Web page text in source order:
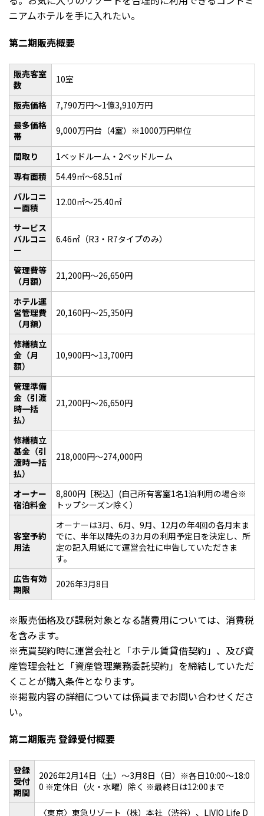
ニアムホテルを手に入れたい。
第二期販売概要
販売客室
数
10室
販売価格
7,790万円～1億3,910万円
最多価格
帯
9,000万円台（4室）※1000万円単位
間取り
1ベッドルーム・2ベッドルーム
専有面積
54.49㎡～68.51㎡
バルコニ
ー面積
12.00㎡～25.40㎡
サービス
バルコニ
ー
6.46㎡（R3・R7タイプのみ）
管理費等
（月額）
21,200円～26,650円
ホテル運
営管理費
（月額）
20,160円～25,350円
修繕積立
金（月
額）
10,900円～13,700円
管理準備
金（引渡
時一括
払）
21,200円～26,650円
修繕積立
基金（引
渡時一括
払）
218,000円～274,000円
オーナー
宿泊料金
8,800円［税込］(自己所有客室1名1泊利用の場合※
トップシーズン除く）
客室予約
用法
オーナーは3月、6月、9月、12月の年4回の各月末ま
でに、半年以降先の3カ月の利用予定日を決定し、所
定の記入用紙にて運営会社に申告していただきま
す。
広告有効
期限
2026年3月8日
※販売価格及び課税対象となる諸費用については、消費税
を含みます。
※売買契約時に運営会社と「ホテル賃貸借契約」、及び資
産管理会社と「資産管理業務委託契約」を締結していただ
くことが購入条件となります。
※掲載内容の詳細については係員までお問い合わせくださ
い。
第二期販売 登録受付概要
登録
受付
期間
2026年2月14日（土）～3月8日（日）※各日10:00～18:0
0 ※定休日（火・水曜）除く ※最終日は12:00まで
〈東京〉東急リゾート（株）本社（渋谷）、LIVIO Life D